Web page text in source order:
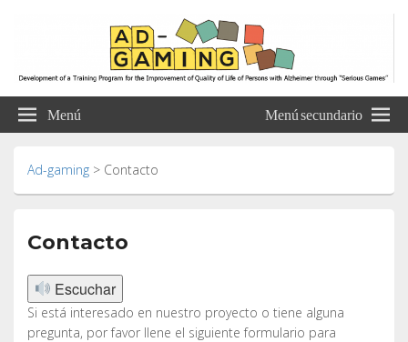
Ad-gamingPersons with Alzheimer through “Serious Games”
Menú Menú secundario
Ad-gaming > Contacto
Contacto
Escuchar
Si está interesado en nuestro proyecto o tiene alguna
pregunta, por favor llene el siguiente formulario para